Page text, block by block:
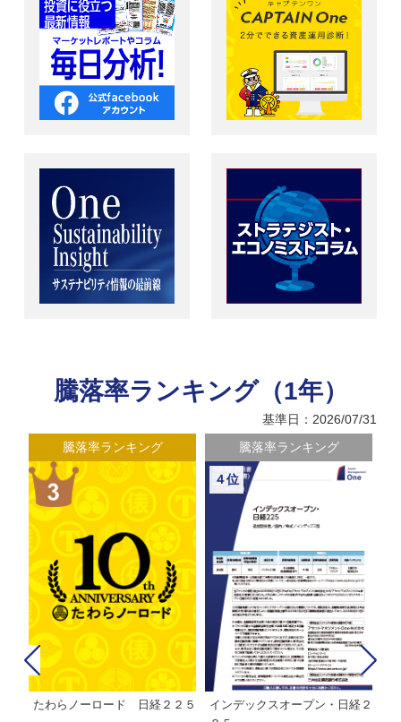
騰落率ランキング（1年）
基準日：2026/07/31
騰落率ランキング
たわらノーロード 日経２２５
騰落率ランキング
４位
インデックスオープン・日経２